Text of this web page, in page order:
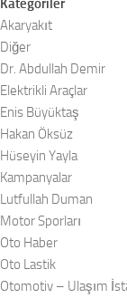
Kategoriler
Akaryakıt
Diğer
Dr. Abdullah Demir
Elektrikli Araçlar
Enis Büyüktaş
Hakan Öksüz
Hüseyin Yayla
Kampanyalar
Lutfullah Duman
Motor Sporları
Oto Haber
Oto Lastik
Otomotiv – Ulaşım